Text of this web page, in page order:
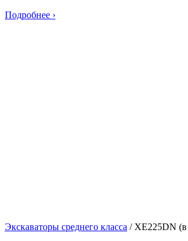
Подробнее ›
Экскаваторы среднего класса / XE225DN (в